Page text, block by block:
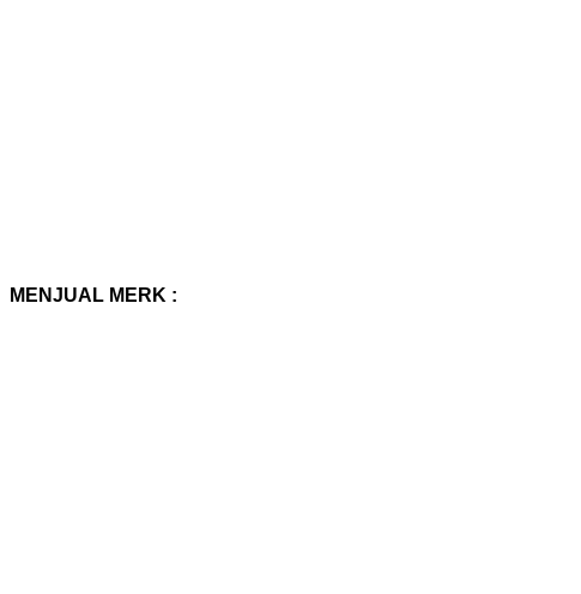
MENJUAL MERK :